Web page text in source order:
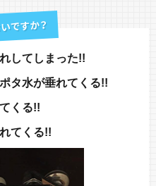
してしまった!!
タ水が垂れてくる!!
くる!!
てくる!!